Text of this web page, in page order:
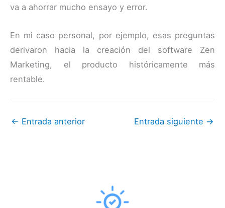
va a ahorrar mucho ensayo y error.
En mi caso personal, por ejemplo, esas preguntas
derivaron hacia la creación del software Zen
Marketing, el producto históricamente más
rentable.
← Entrada anterior Entrada siguiente →